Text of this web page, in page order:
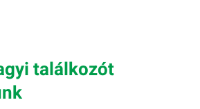
találkozót